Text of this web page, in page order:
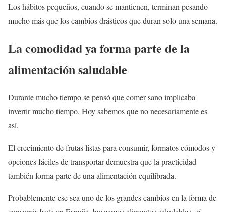
Los hábitos pequeños, cuando se mantienen, terminan pesando
mucho más que los cambios drásticos que duran solo una semana.
La comodidad ya forma parte de la
alimentación saludable
Durante mucho tiempo se pensó que comer sano implicaba
invertir mucho tiempo. Hoy sabemos que no necesariamente es
así.
El crecimiento de frutas listas para consumir, formatos cómodos y
opciones fáciles de transportar demuestra que la practicidad
también forma parte de una alimentación equilibrada.
Probablemente ese sea uno de los grandes cambios en la forma de